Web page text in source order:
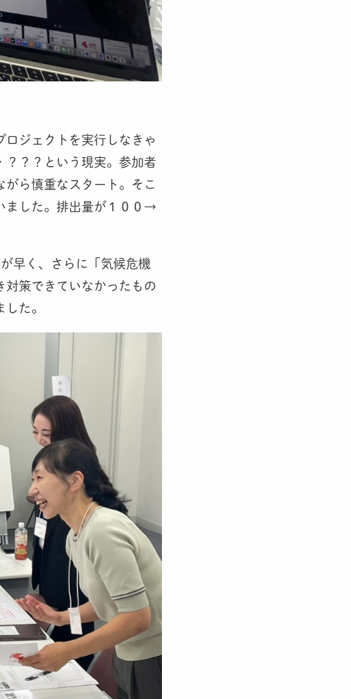
ロジェクトを実行しなきゃ
？？という現実。参加者
ら慎重なスタート。そこ
ました。排出量が１００→
早く、さらに「気候危機
対策できていなかったもの
た。